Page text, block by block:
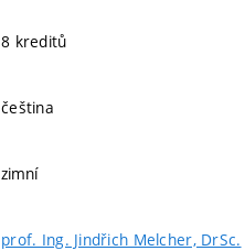
8 kreditů
čeština
zimní
prof. Ing. Jindřich Melcher, DrSc.